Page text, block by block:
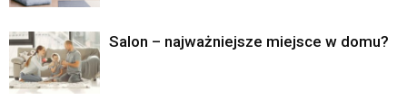
Salon – najważniejsze miejsce w domu?